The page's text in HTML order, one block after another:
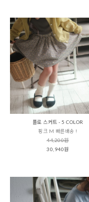
플로 스커트 - 5 COLOR
핑크 M 빠른배송 !
44,200원
30,940원